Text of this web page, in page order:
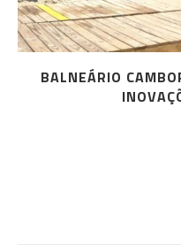
BALNEÁRIO